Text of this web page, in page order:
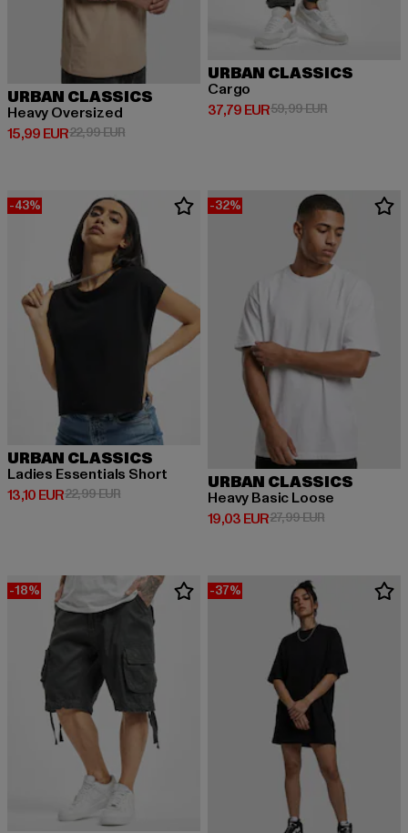
URBAN CLASSICS
Heavy Oversized
15,99 EUR
Derzeitiger Preis: 15,99 EUR
22,99 EURAktionspreis: 22,99 EUR
URBAN CLASSICS
Cargo
37,79 EUR
Derzeitiger Preis: 37,79 EUR
59,99 EURAktionspreis:
-43%
URBAN CLASSICS
Ladies Essentials Short
13,10 EUR
Derzeitiger Preis: 13,10 EUR
22,99 EURAktionspreis: 22,99 EUR
-32%
URBAN CLASSICS
Heavy Basic Loose
19,03 EUR
Derzeitiger Preis: 19,03 EUR
27,99 EURAktionspreis:
-18% -37%